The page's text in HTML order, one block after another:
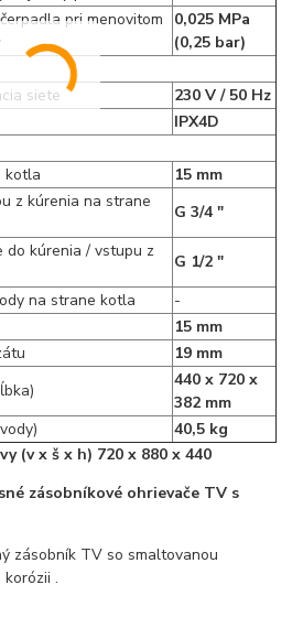
pri menovitom
0,025 MPa
(0,25 bar)
siete
230 V / 50 Hz
IPX4D
kotla
15 mm
z kúrenia na strane
G 3/4 "
do kúrenia / vstupu z
G 1/2 "
na strane kotla
-
15 mm
19 mm
440 x 720 x
382 mm
40,5 kg
(v x š x h) 720 x 880 x 440
zásobníkové ohrievače TV s
zásobník TV so smaltovanou
.